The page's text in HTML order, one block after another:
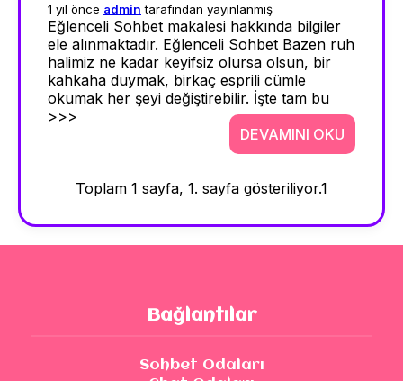
1 yıl önce admin tarafından yayınlanmış
Eğlenceli Sohbet makalesi hakkında bilgiler
ele alınmaktadır. Eğlenceli Sohbet Bazen ruh
halimiz ne kadar keyifsiz olursa olsun, bir
kahkaha duymak, birkaç esprili cümle
okumak her şeyi değiştirebilir. İşte tam bu
>>>
DEVAMINI OKU
Toplam 1 sayfa, 1. sayfa gösteriliyor.1
Bağlantılar
Sohbet Odaları